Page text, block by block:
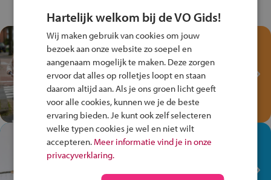
Test je kennis met het
Fiets Veilig
Verkeersspel!
Speel het Fiets Veilig Verkeersspel
en win een Cortina-fiets!
In de winkel ben je op je
plek!
Ontdek via het vmbo jouw talent
Hartelijk welkom bij de VO Gids!
Wij maken gebruik van cookies om jouw
bezoek aan onze website zo soepel en
aangenaam mogelijk te maken. Deze zorgen
ervoor dat alles op rolletjes loopt en staan
daarom altijd aan. Als je ons groen licht geeft
voor alle cookies, kunnen we je de beste
ervaring bieden. Je kunt ook zelf selecteren
welke typen cookies je wel en niet wilt
accepteren. Meer informatie vind je in onze
privacyverklaring.